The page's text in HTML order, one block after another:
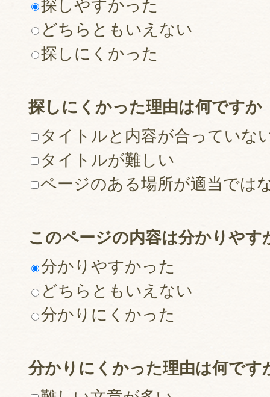
探しやすかった
どちらともいえない
探しにくかった
探しにくかった理由は何ですか
タイトルと内容が合っていな
タイトルが難しい
ページのある場所が適当では
このページの内容は分かりやす
分かりやすかった
どちらともいえない
分かりにくかった
分かりにくかった理由は何です